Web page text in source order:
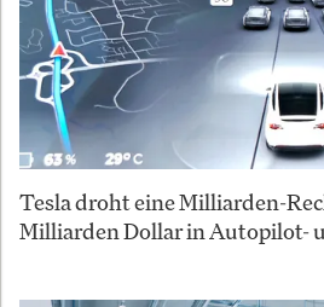
Tesla droht eine Milliarden-
Milliarden Dollar in Autopilot-